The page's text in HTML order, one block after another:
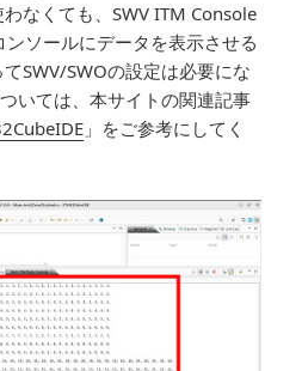
なくても、SWV ITM Console
ソールにデータを表示させる
SWV/SWOの設定は必要にな
いては、本サイトの関連記事
」をご参考にしてく